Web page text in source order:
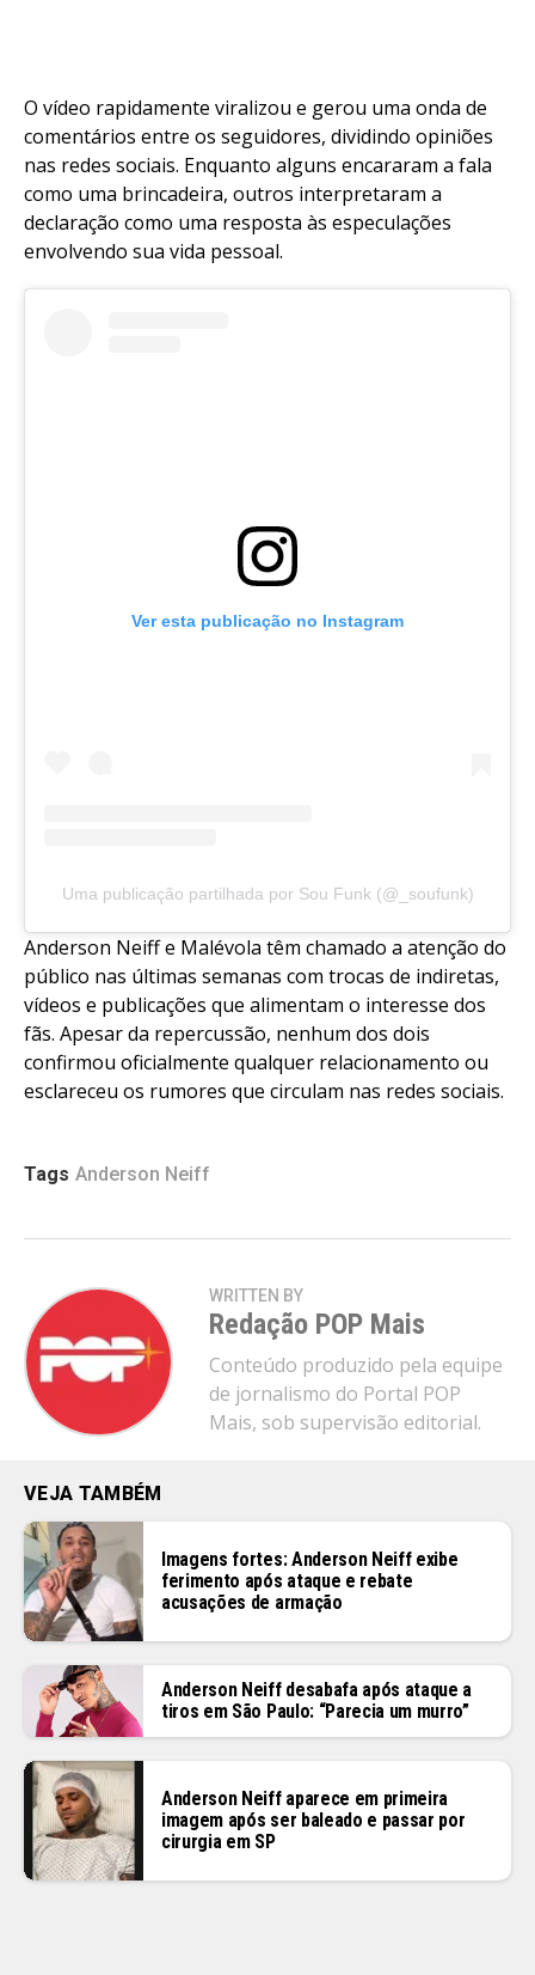
O vídeo rapidamente viralizou e gerou uma onda de
comentários entre os seguidores, dividindo opiniões
nas redes sociais. Enquanto alguns encararam a fala
como uma brincadeira, outros interpretaram a
declaração como uma resposta às especulações
envolvendo sua vida pessoal.
Ver esta publicação no Instagram
Uma publicação partilhada por Sou Funk (@_soufunk)
Anderson Neiff e Malévola têm chamado a atenção do
público nas últimas semanas com trocas de indiretas,
vídeos e publicações que alimentam o interesse dos
fãs. Apesar da repercussão, nenhum dos dois
confirmou oficialmente qualquer relacionamento ou
esclareceu os rumores que circulam nas redes sociais.
Tags Anderson Neiff
WRITTEN BY
Redação POP Mais
Conteúdo produzido pela equipe
de jornalismo do Portal POP
Mais, sob supervisão editorial.
VEJA TAMBÉM
Imagens fortes: Anderson Neiff exibe
ferimento após ataque e rebate
acusações de armação
Anderson Neiff desabafa após ataque a
tiros em São Paulo: “Parecia um murro”
Anderson Neiff aparece em primeira
imagem após ser baleado e passar por
cirurgia em SP